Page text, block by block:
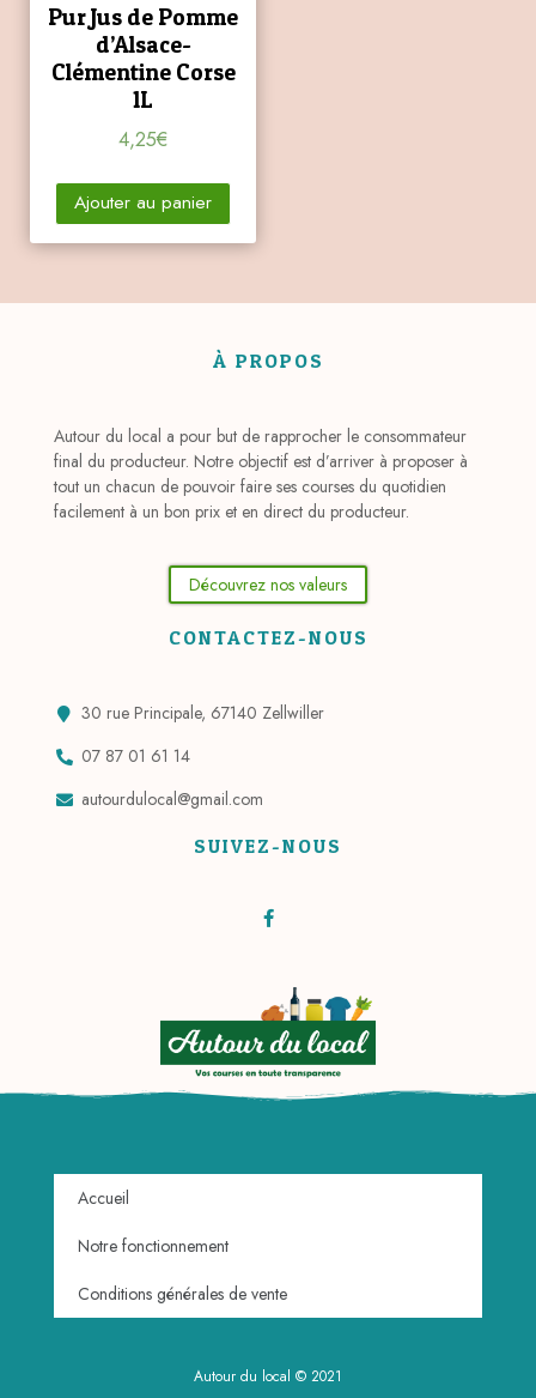
Pur Jus de Pomme
d’Alsace-
Clémentine Corse
1L
4,25€
Ajouter au panier
À PROPOS
Autour du local a pour but de rapprocher le consommateur
final du producteur. Notre objectif est d’arriver à proposer à
tout un chacun de pouvoir faire ses courses du quotidien
facilement à un bon prix et en direct du producteur.
Découvrez nos valeurs
CONTACTEZ-NOUS
30 rue Principale, 67140 Zellwiller
07 87 01 61 14
autourdulocal@gmail.com
SUIVEZ-NOUS
Accueil
Notre fonctionnement
Conditions générales de vente
Autour du local © 2021